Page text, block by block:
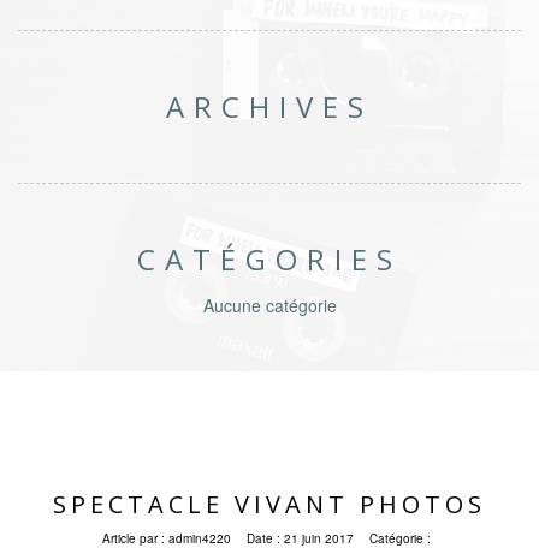
ARCHIVES
CATÉGORIES
Aucune catégorie
SPECTACLE VIVANT PHOTOS
Article par : admin4220 Date : 21 juin 2017 Catégorie :